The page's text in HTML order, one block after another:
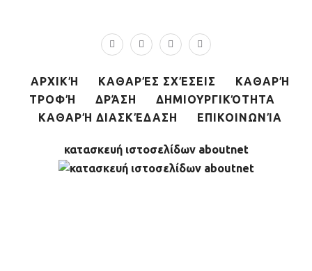
ΑΡΧΙΚΉ ΚΑΘΑΡΈΣ ΣΧΈΣΕΙΣ
ΚΑΘΑΡΉ
ΤΡΟΦΉ
ΔΡΆΣΗ
ΔΗΜΙΟΥΡΓΙΚΌΤΗΤΑ
ΚΑΘΑΡΉ ΔΙΑΣΚΈΔΑΣΗ
ΕΠΙΚΟΙΝΩΝΊΑ
κατασκευή ιστοσελίδων aboutnet